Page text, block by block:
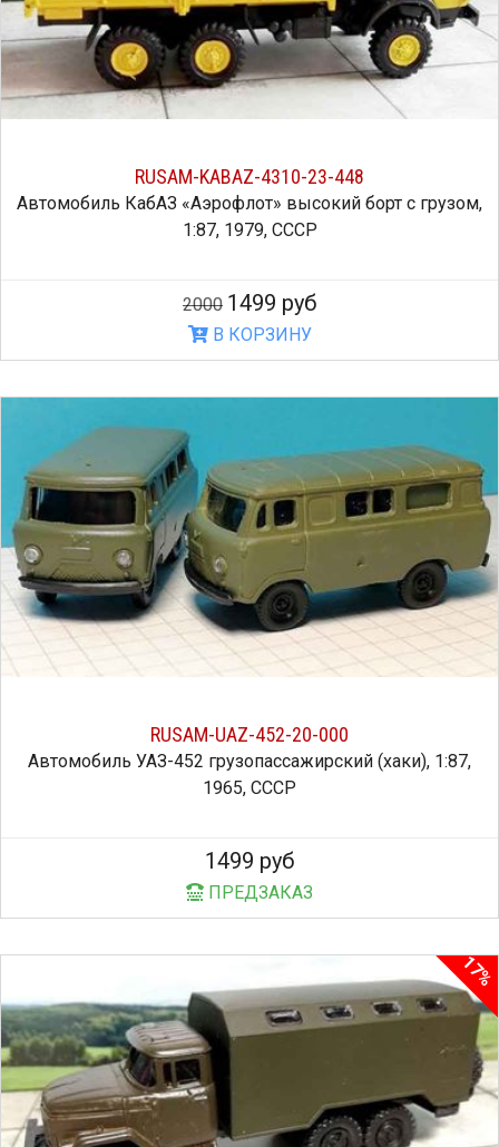
RUSAM-KABAZ-4310-23-448
Автомобиль КабАЗ «Аэрофлот» высокий борт с грузом,
1:87, 1979, СССР
2000 1499 руб
В КОРЗИНУ
RUSAM-UAZ-452-20-000
Автомобиль УАЗ-452 грузопассажирский (хаки), 1:87,
1965, СССР
1499 руб
ПРЕДЗАКАЗ
17%